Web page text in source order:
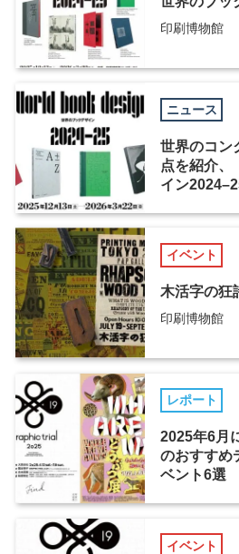
印刷博物館
ニュース
世界のコン
点を紹介、
イン
イベント
木活字の狂
印刷博物館
レポート
2025年6月
のおすすめ
ベント6選
イベント